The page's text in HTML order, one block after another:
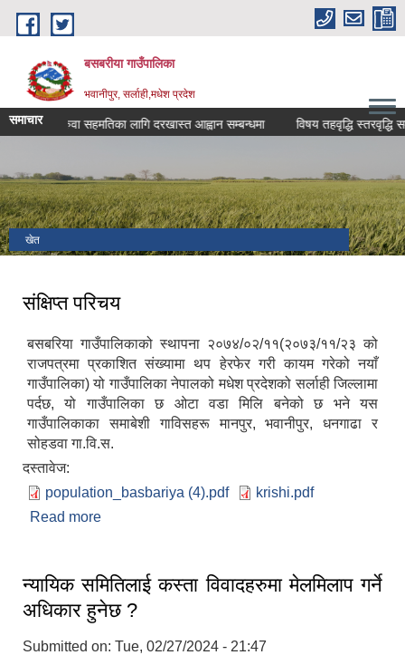
Skip to main content
बसबरीया गाउँपालिका
भवानीपुर, सर्लाही,मधेश प्रदेश
समाचारसरुवा सहमतिका लागि दरखास्त आह्वान सम्बन्धमा विषय तहवृद्धि स्तरवृद्धि
खेत
संक्षिप्त परिचय
बसबरिया गाउँपालिकाको स्थापना २०७४/०२/११(२०७३/११/२३ को
राजपत्रमा प्रकाशित संख्यामा थप हेरफेर गरी कायम गरेको नयाँ
गाउँपालिका) यो गाउँपालिका नेपालको मधेश प्रदेशको सर्लाही जिल्लामा
पर्दछ, यो गाउँपालिका छ ओटा वडा मिलि बनेको छ भने यस
गाउँपालिकाका समाबेशी गाविसहरू मानपुर, भवानीपुर, धनगाढा र
सोहडवा गा.वि.स.
दस्तावेज:
population_basbariya (4).pdf
krishi.pdf
Read more
न्यायिक समितिलाई कस्ता विवादहरुमा मेलमिलाप गर्ने
अधिकार हुनेछ ?
Submitted on: Tue, 02/27/2024 - 21:47